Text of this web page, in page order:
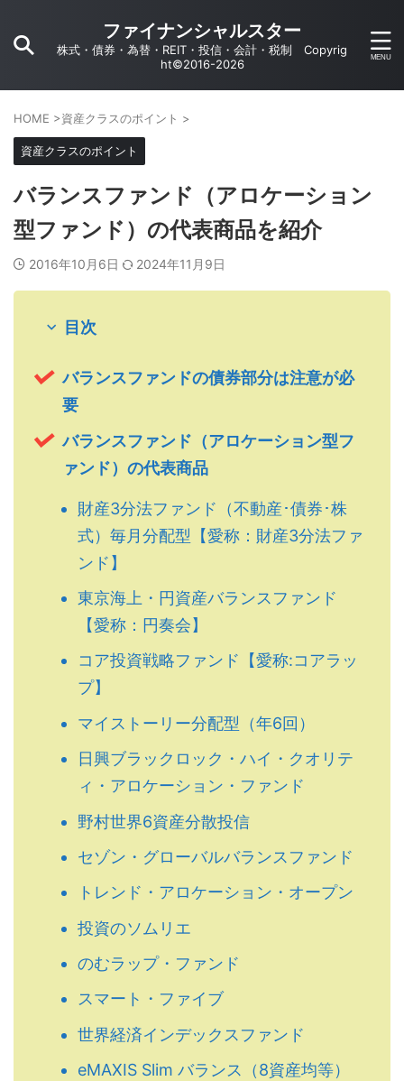
ファイナンシャルスター
株式・債券・為替・REIT・投信・会計・税制 Copyrig
ht©2016-2026
HOME >資産クラスのポイント >
資産クラスのポイント
バランスファンド（アロケーション
型ファンド）の代表商品を紹介
2016年10月6日 2024年11月9日
目次
バランスファンドの債券部分は注意が必
要
バランスファンド（アロケーション型フ
ァンド）の代表商品
財産3分法ファンド（不動産･債券･株
式）毎月分配型【愛称：財産3分法ファ
ンド】
東京海上・円資産バランスファンド
【愛称：円奏会】
コア投資戦略ファンド【愛称:コアラッ
プ】
マイストーリー分配型（年6回）
日興ブラックロック・ハイ・クオリテ
ィ・アロケーション・ファンド
野村世界6資産分散投信
セゾン・グローバルバランスファンド
トレンド・アロケーション・オープン
投資のソムリエ
のむラップ・ファンド
スマート・ファイブ
世界経済インデックスファンド
eMAXIS Slim バランス（8資産均等）